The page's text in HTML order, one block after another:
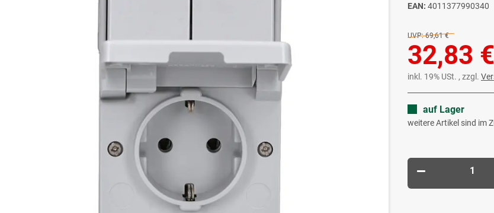
EAN: 4011377990340
UVP: 69,61 €
32,83 €
inkl. 19% USt. , zzgl.
auf Lager
weitere Artikel sind im